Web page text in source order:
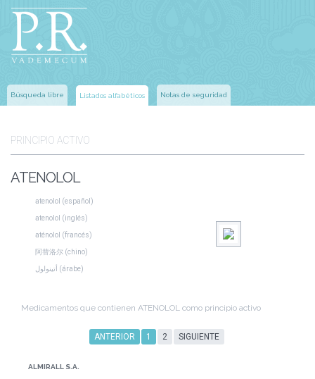
Búsqueda libre Listados alfabéticos Notas de seguridad
PRINCIPIO ACTIVO
ATENOLOL
atenolol (español)
atenolol (inglés)
aténolol (francés)
阿替洛尔 (chino)
أتينولول (árabe)
Medicamentos que contienen ATENOLOL como principio activo
ANTERIOR 1 2 SIGUIENTE
ALMIRALL S.A.